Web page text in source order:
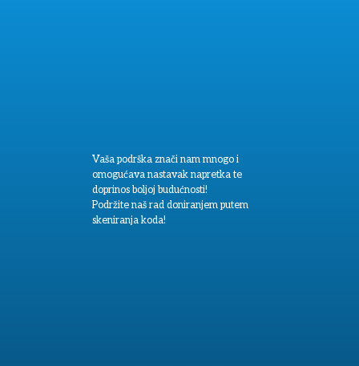
Vaša podrška znači nam mnogo i
omogućava nastavak napretka te
doprinos boljoj budućnosti!
Podržite naš rad doniranjem putem
skeniranja koda!